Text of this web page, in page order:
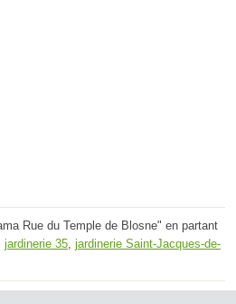
Rue du Temple de Blosne" en partant
jardinerie 35 jardinerie Saint-Jacques-de-